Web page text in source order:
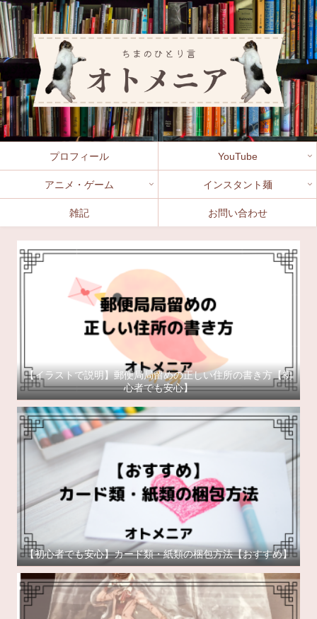
プロフィール YouTube
アニメ・ゲーム インスタント麺
雑記 お問い合わせ
【イラストで説明】郵便局局留めの正しい住所の書き方【初
心者でも安心】
【初心者でも安心】カード類・紙類の梱包方法【おすすめ】